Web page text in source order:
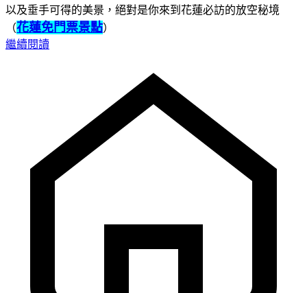
以及垂手可得的美景，絕對是你來到花蓮必訪的放空秘境
（花蓮免門票景點）
繼續閱讀